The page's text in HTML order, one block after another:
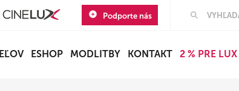
Podporte nás
ESHOP MODLITBY KONTAKT 2 % PRE LUX